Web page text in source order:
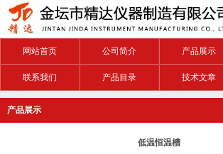
网站首页 公司简介 产品展示
联系我们 产品目录 技术文章
产品展示
低温恒温槽